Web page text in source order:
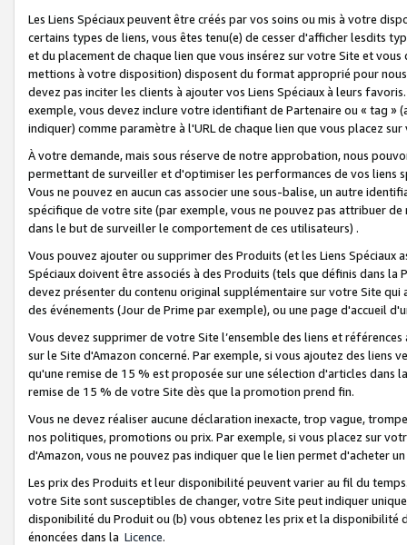
Les Liens Spéciaux peuvent être créés par vos soins ou mis à votre
certains types de liens, vous êtes tenu(e) de cesser d'afficher lesdits
et du placement de chaque lien que vous insérez sur votre Site et
mettions à votre disposition) disposent du format approprié pour
devez pas inciter les clients à ajouter vos Liens Spéciaux à leurs
exemple, vous devez inclure votre identifiant de Partenaire ou « tag
indiquer) comme paramètre à l'URL de chaque lien que vous placez
À votre demande, mais sous réserve de notre approbation, nous
permettant de surveiller et d'optimiser les performances de vos liens
Vous ne pouvez en aucun cas associer une sous-balise, un autre
spécifique de votre site (par exemple, vous ne pouvez pas attribuer
dans le but de surveiller le comportement de ces utilisateurs) .
Vous pouvez ajouter ou supprimer des Produits (et les Liens
Spéciaux doivent être associés à des Produits (tels que définis dans
devez présenter du contenu original supplémentaire sur votre Site qui
des événements (Jour de Prime par exemple), ou une page d'accueil
Vous devez supprimer de votre Site l’ensemble des liens et
sur le Site d'Amazon concerné. Par exemple, si vous ajoutez des
qu'une remise de 15 % est proposée sur une sélection d'articles
remise de 15 % de votre Site dès que la promotion prend fin.
Vous ne devez réaliser aucune déclaration inexacte, trop vague,
nos politiques, promotions ou prix. Par exemple, si vous placez sur
d'Amazon, vous ne pouvez pas indiquer que le lien permet d'acheter
Les prix des Produits et leur disponibilité peuvent varier au fil du
votre Site sont susceptibles de changer, votre Site peut indiquer
disponibilité du Produit ou (b) vous obtenez les prix et la disponibilité
énoncées dans la Licence.